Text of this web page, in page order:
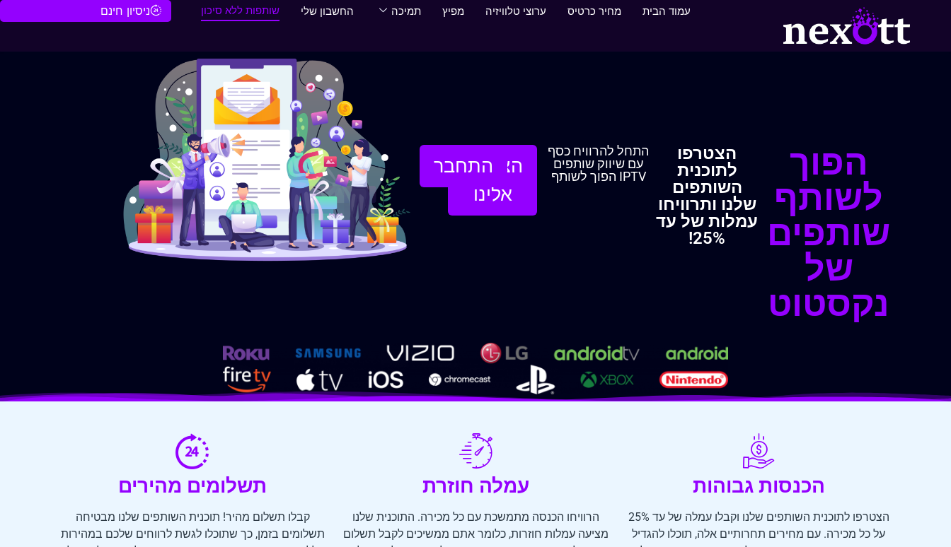
עמוד הבית מחיר כרטיס ערוצי טלוויזיה מפיץ תמיכה החשבון שלי שותפות ללא סיכון ניסיון חינם שותפות ללא סיכון
הפוך
לשותף
שותפים
של
נקסטוט
הצטרפו
לתוכנית
השותפים
שלנו ותרוויחו
עמלות של עד
25%!
התחל להרוויח כסף
עם שיווק שותפים
IPTV הפוך לשותף
הצטרפו
אלינו
התחבר
הכנסות גבוהות
הצטרפו לתוכנית השותפים שלנו וקבלו עמלה של עד 25%
על כל מכירה. עם מחירים תחרותיים אלה, תוכלו להגדיל
עמלה חוזרת
הרוויחו הכנסה מתמשכת עם כל מכירה. התוכנית שלנו
מציעה עמלות חוזרות, כלומר אתם ממשיכים לקבל תשלום
תשלומים מהירים
קבלו תשלום מהיר! תוכנית השותפים שלנו מבטיחה
תשלומים בזמן, כך שתוכלו לגשת לרווחים שלכם במהירות